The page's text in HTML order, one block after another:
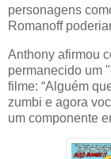
personagens
Romanoff
Anthony afirmou
permanecido um
filme: “Alguém
zumbi e agora
um componente